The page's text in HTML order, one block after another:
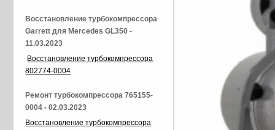
Восстановление турбокомпрессора
Garrett для Mercedes GL350 -
11.03.2023
Восстановление турбокомпрессора
802774-0004
Ремонт турбокомпрессора 765155-
0004 - 02.03.2023
Восстановление турбокомпрессора